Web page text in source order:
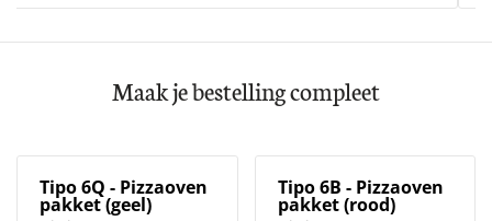
Maak je bestelling compleet
Tipo 6Q - Pizzaoven
pakket (geel)
Tipo 6B - Pizzaoven
pakket (rood)